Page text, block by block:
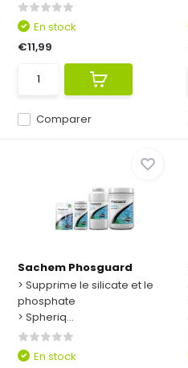
Comparer
En stock
€11,99
Sachem Phosguard
> Supprime le silicate et le
phosphate
> Spheriq...
En stock